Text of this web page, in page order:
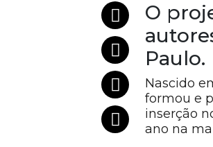
O
Paulo.
Nascido
formou e
inserção
ano na